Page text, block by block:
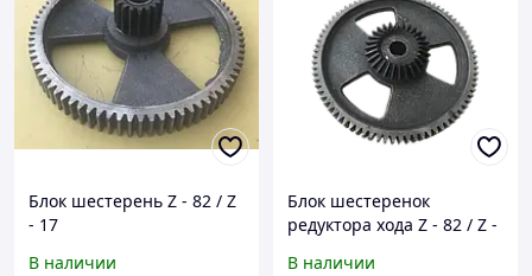
Блок шестерень Z - 82 / Z
- 17
В наличии
Блок шестеренок
редуктора хода Z - 82 / Z -
В наличии